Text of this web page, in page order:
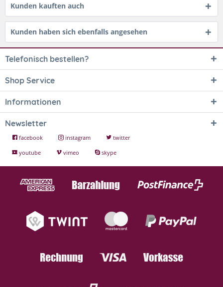
Kunden kauften auch
Kunden haben sich ebenfalls angesehen
Telefonisch bestellen?
Shop Service
Informationen
Newsletter
facebook instagram
twitter
youtube
vimeo skype